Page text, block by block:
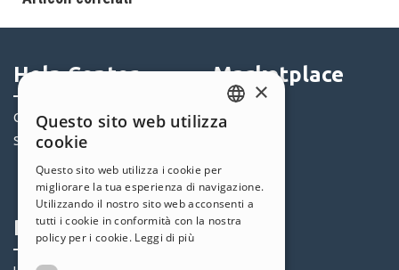
Help Center
Community
Siti Utenti
Marketplace
Templates
Offerte
Profilo Seguici
ENGLISH
GERMAN
SPANISH
×
Questo sito web utilizza
cookie
Questo sito web utilizza i cookie per
migliorare la tua esperienza di navigazione.
Utilizzando il nostro sito web acconsenti a
tutti i cookie in conformità con la nostra
policy per i cookie. Leggi di più